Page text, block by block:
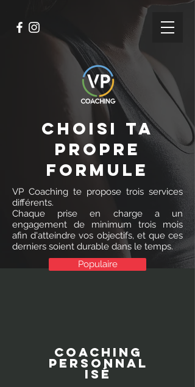
choisi ta
propre
formule
VP Coaching te propose trois services
différents.
Chaque prise en charge a un
engagement de minimum trois mois
afin d'atteindre vos objectifs, et que ces
derniers soient durable dans le temps.
coaching
PERSONNAL
ISé
Populaire